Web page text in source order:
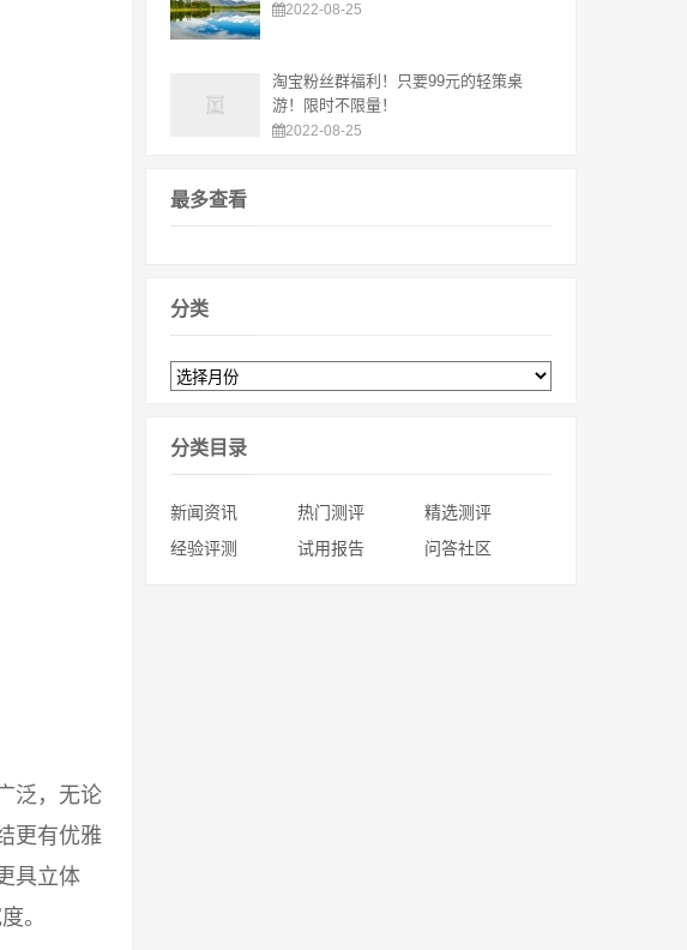
泛，无论
更有优雅
具立体
。
2022-08-25
淘宝粉丝群福利！只要99元的轻策桌
游！限时不限量！
2022-08-25
最多查看
分类
分类目录
新闻资讯 热门测评
精选测评
经验评测
试用报告 问答社区